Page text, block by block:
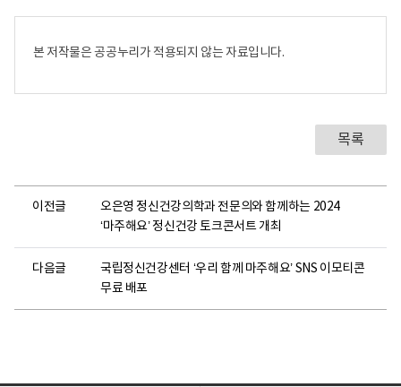
본 저작물은 공공누리가 적용되지 않는 자료입니다.
목록
이전글
오은영 정신건강의학과 전문의와 함께하는 2024
‘마주해요’ 정신건강 토크콘서트 개최
다음글
국립정신건강센터 ‘우리 함께 마주해요’ SNS 이모티콘
무료 배포